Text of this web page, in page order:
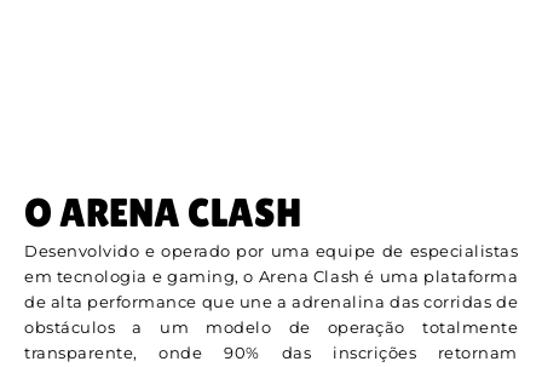
O ARENA CLASH
Desenvolvido e operado por uma equipe de especialistas
em tecnologia e gaming, o Arena Clash é uma plataforma
de alta performance que une a adrenalina das corridas de
obstáculos a um modelo de operação totalmente
transparente, onde 90% das inscrições retornam